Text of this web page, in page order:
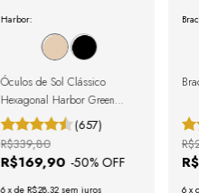
Harbor:
Óculos de Sol Clássico
Hexagonal Harbor Green
Gold
(657)
R$169,90-50% OFF
R$339,80
6 xdeR$28,32 sem juros 6 x